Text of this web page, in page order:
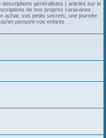
généralistes ( articles sur le
de nos propres caravanes :
achat, vos petits secrets, une journée
pensent vos enfants ...